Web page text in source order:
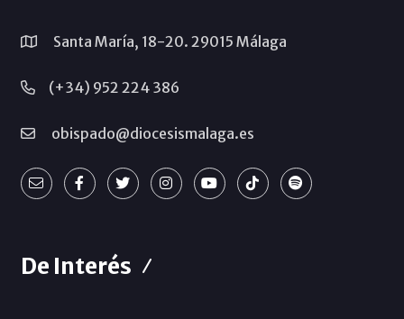
Santa María, 18-20. 29015 Málaga
(+34) 952 224 386
obispado@diocesismalaga.es
De Interés